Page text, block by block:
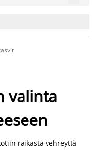
valinta
raikasta vehreyttä